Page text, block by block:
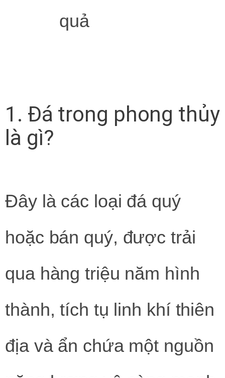
quả
1. Đá trong phong thủy
là gì?
Đây là các loại đá quý
hoặc bán quý, được trải
qua hàng triệu năm hình
thành, tích tụ linh khí thiên
địa và ẩn chứa một nguồn